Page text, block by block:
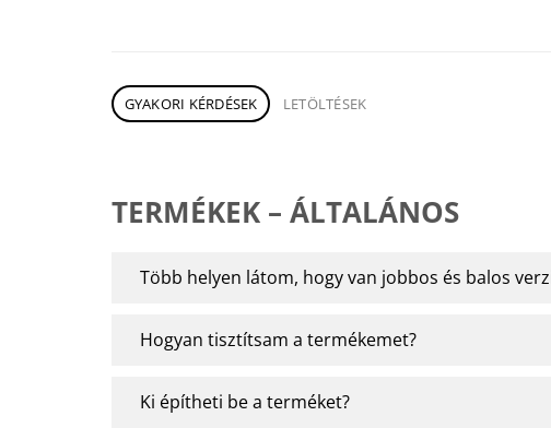
GYAKORI KÉRDÉSEK LETÖLTÉSEK
TERMÉKEK – ÁLTALÁNOS
Több helyen látom, hogy van jobbos és balos
Hogyan tisztítsam a termékemet?
Ki építheti be a terméket?